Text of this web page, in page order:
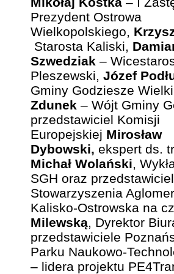
Prezydent Ostrowa
Wielkopolskiego,
Starosta Kaliski,
Szwedziak –
Pleszewski, Józef
Gminy Godziesze
Zdunek – Wójt Gminy
przedstawiciel Komisji
Europejskiej Mirosław
Dybowski, ekspert ds.
Michał Wolański ,
SGH oraz
Stowarzyszenia
Kalisko-Ostrowska na
Milewską , Dyrektor
przedstawiciele
Parku Naukowo-
– lidera projektu